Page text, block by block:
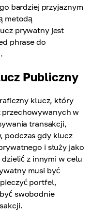
bardziej przyjaznym
metodą
prywatny jest
phrase do
Publiczny
klucz, który
w
transakcji,
podczas gdy klucz
i służy jako
z innymi w celu
musi być
portfel,
swobodnie